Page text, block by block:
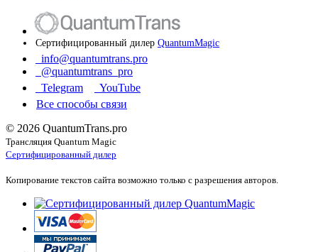
Сертифицированный дилер QuantumMagic
info@quantumtrans.pro
@quantumtrans_pro
Telegram
YouTube
Все способы связи
© 2026 QuantumTrans.pro
Трансляция Quantum Magic
Сертифицированный дилер
Копирование текстов сайта возможно только с разрешения авторов.